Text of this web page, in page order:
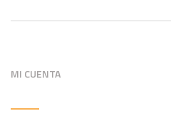
MI CUENTA